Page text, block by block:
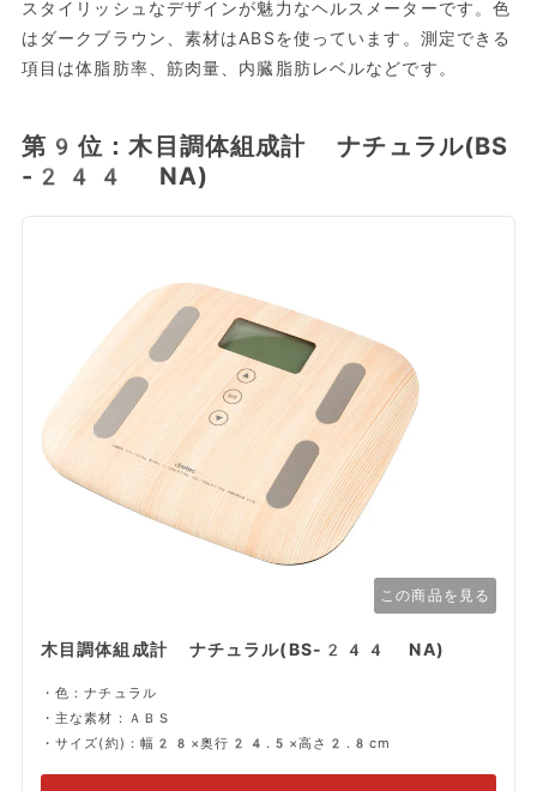
スタイリッシュなデザインが魅力なヘルスメーターです。色
はダークブラウン、素材はABSを使っています。測定できる
項目は体脂肪率、筋肉量、内臓脂肪レベルなどです。
第9位：木目調体組成計 ナチュラル(BS
-244 NA)
この商品を見る
木目調体組成計 ナチュラル(BS-244 NA)
・色：ナチュラル
・主な素材：ＡＢＳ
・サイズ(約)：幅28×奥行24.5×高さ2.8cm